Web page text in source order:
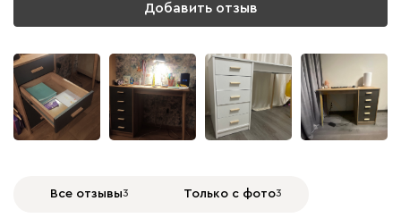
Добавить отзыв
Все отзывы3 Только с фото3